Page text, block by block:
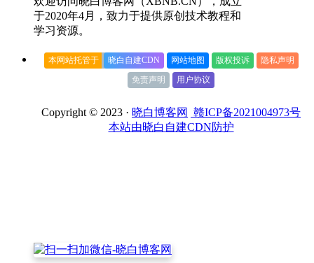
于2020年4月，致力于提供原创技术教程和
学习资源。
本网站托管于 晓白自建CDN 网站地图 版权投诉
隐私声明
免责声明
用户协议
Copyright © 2023 · 晓白博客网
赣ICP备2021004973号
本站由晓白自建CDN防护